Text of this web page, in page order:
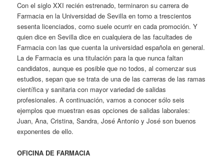
Con el siglo XXI recién estrenado, terminaron su carrera de
Farmacia en la Universidad de Sevilla en torno a trescientos
sesenta licenciados, como suele ocurrir en cada promoción. Y
quien dice en Sevilla dice en cualquiera de las facultades de
Farmacia con las que cuenta la universidad española en general.
La de Farmacia es una titulación para la que nunca faltan
candidatos, aunque es posible que no todos, al comenzar sus
estudios, sepan que se trata de una de las carreras de las ramas
científica y sanitaria con mayor variedad de salidas
profesionales. A continuación, vamos a conocer sólo seis
ejemplos que muestran esas opciones de salidas laborales:
Juan, Ana, Cristina, Sandra, José Antonio y José son buenos
exponentes de ello.
OFICINA DE FARMACIA